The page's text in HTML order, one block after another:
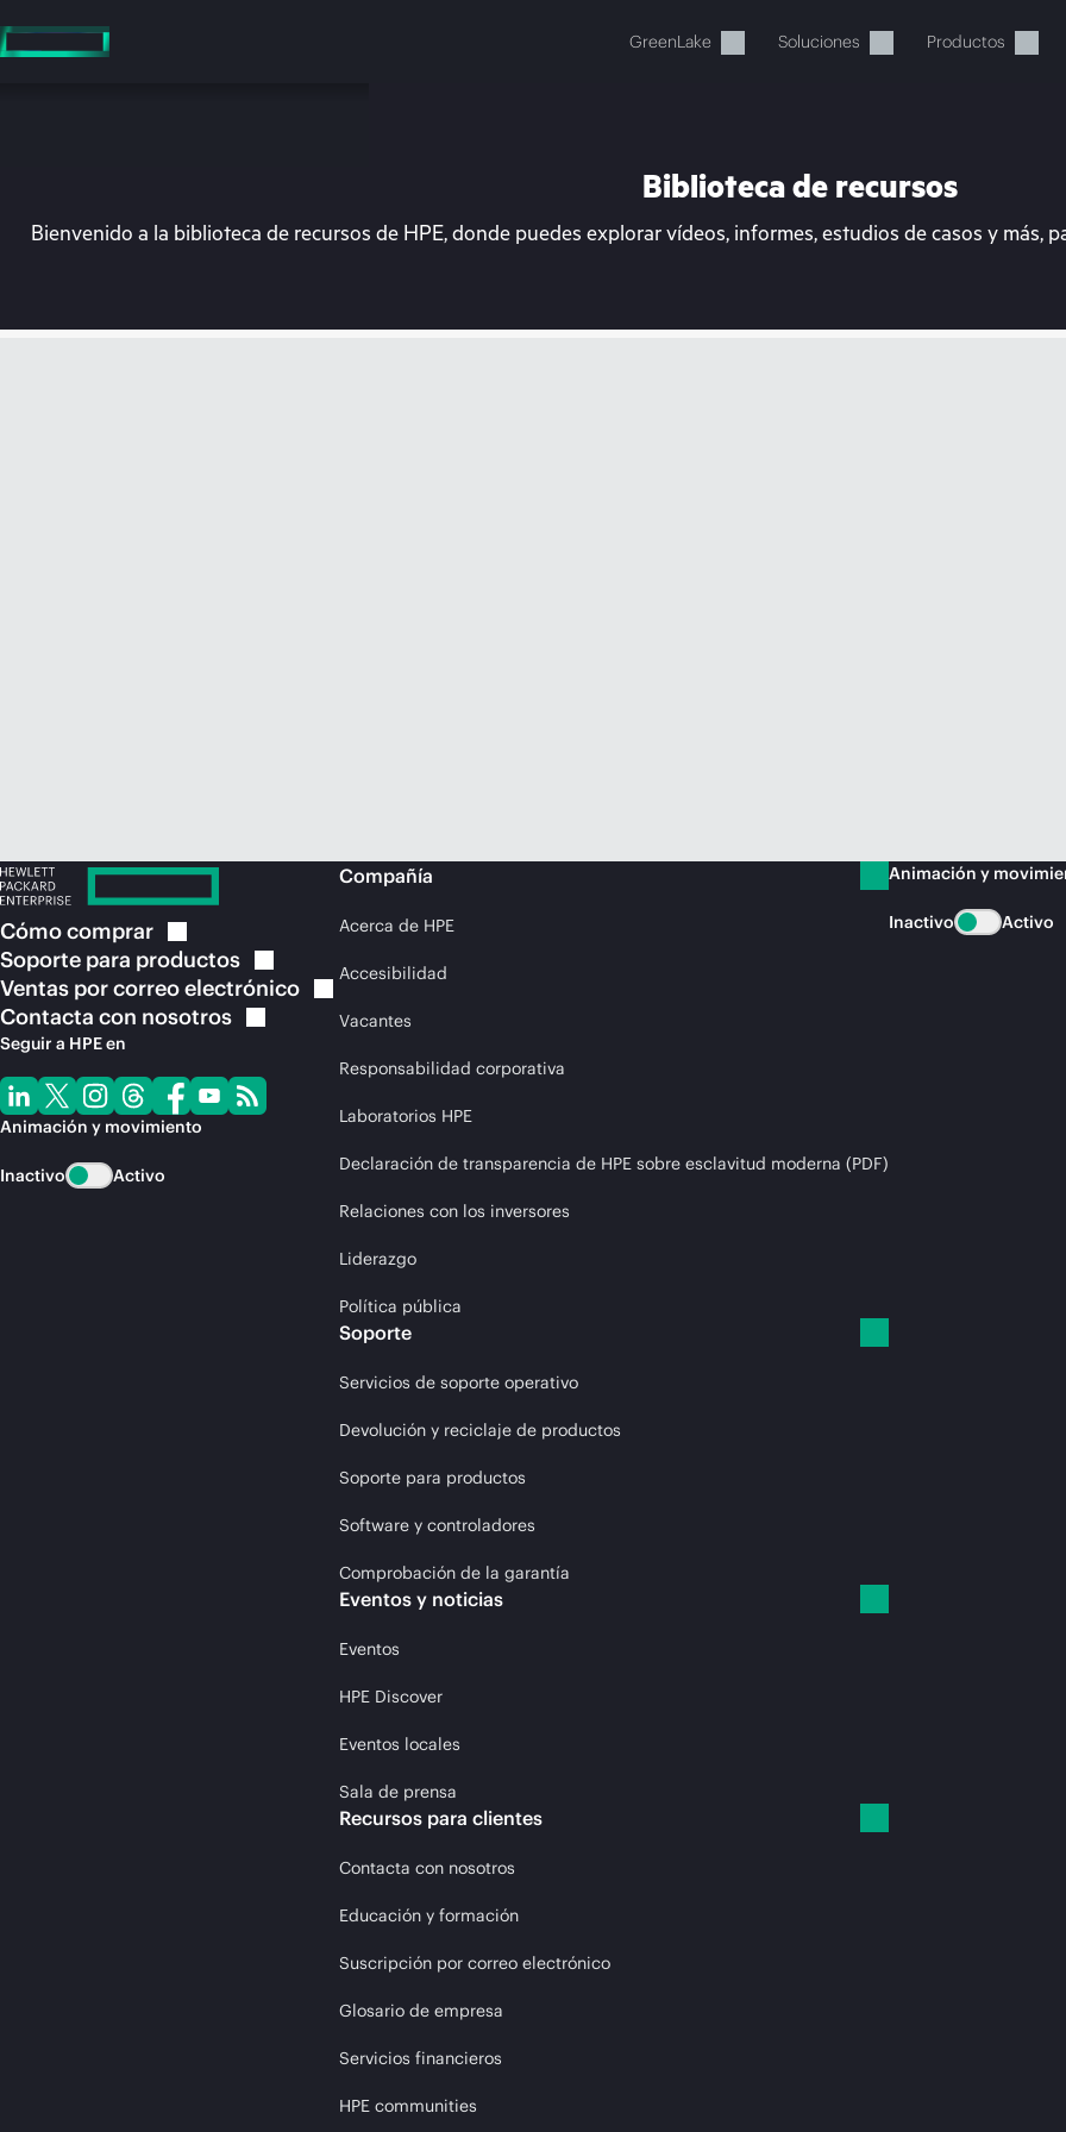
al
contenido
GreenLake Soluciones Productos
En estos momentos, tu cesta está
Biblioteca de recursos
Bienvenido a la biblioteca de recursos de HPE, donde puedes explorar vídeos, informes, estudios de casos y más,
Cómocomprar
Soporte para productos
Ventas por correoelectrónico
Contacta con nosotros
Seguir a HPE en
Animación y movimiento
Inactivo Activo
Compañía
Acerca de HPE
Accesibilidad
Vacantes
Responsabilidad corporativa
Laboratorios HPE
Declaración de transparencia de HPE sobre esclavitud moderna (PDF)
Relaciones con los inversores
Liderazgo
Política pública
Soporte
Servicios de soporte operativo
Devolución y reciclaje de productos
Soporte para productos
Software y controladores
Comprobación de la garantía
Eventos y noticias
Eventos
HPE Discover
Eventos locales
Sala de prensa
Recursos para clientes
Contacta con nosotros
Educación y formación
Suscripción por correo electrónico
Glosario de empresa
Servicios financieros
HPE communities
Animación y
Inactivo Activo